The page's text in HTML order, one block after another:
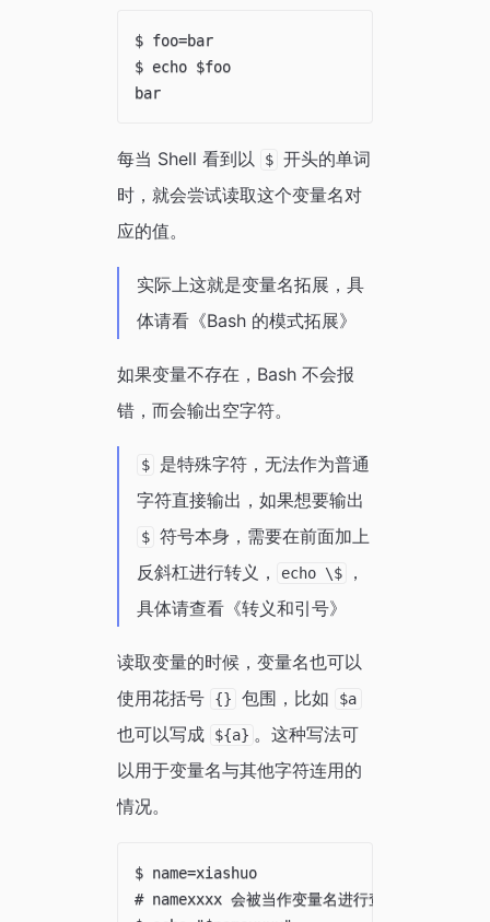
$ foo=bar
$ echo $foo
bar
每当 Shell 看到以 $ 开头的单词
时，就会尝试读取这个变量名对
应的值。
实际上这就是变量名拓展，具
体请看《Bash 的模式拓展》
如果变量不存在，Bash 不会报
错，而会输出空字符。
$
是特殊字符，无法作为普通
字符直接输出，如果想要输出
$ 符号本身，需要在前面加上
反斜杠进行转义，
echo \$
，
具体请查看《转义和引号》
读取变量的时候，变量名也可以
使用花括号
{} 包围，比如 $a
也可以写成 ${a} 。这种写法可
以用于变量名与其他字符连用的
情况。
$ name=xiashuo
# namexxxx 会被当作变量名进行查找，没有找到